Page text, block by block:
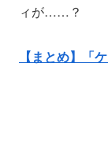
ィが……？
【まとめ】「